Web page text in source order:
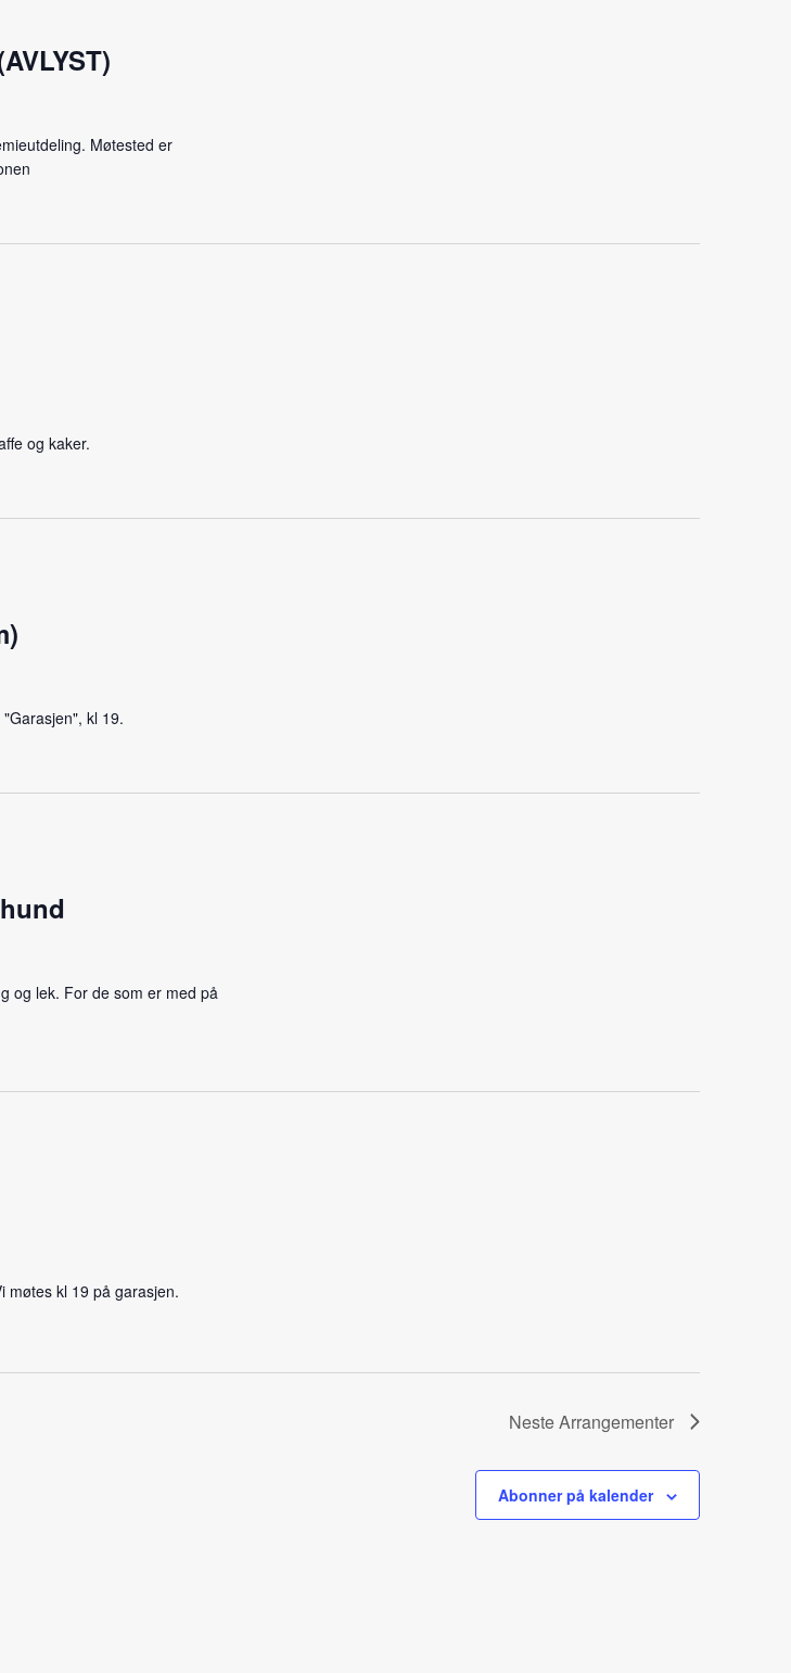
Møtested er
og kaker.
kl 19.
og lek. For de som er med på
møtes kl 19 på garasjen.
NesteArrangementer
Abonner på kalender